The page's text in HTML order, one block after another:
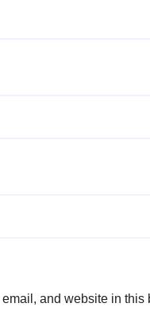
and website in this